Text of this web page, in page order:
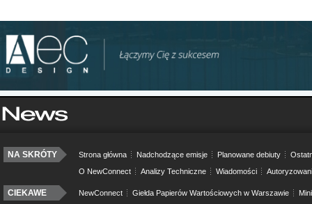
NA SKRÓTY Strona główna Nadchodzące emisje Planowane debiuty
O NewConnect
Analizy Techniczne Wiadomości
CIEKAWE NewConnect Giełda Papierów Wartościowych w Warszawie